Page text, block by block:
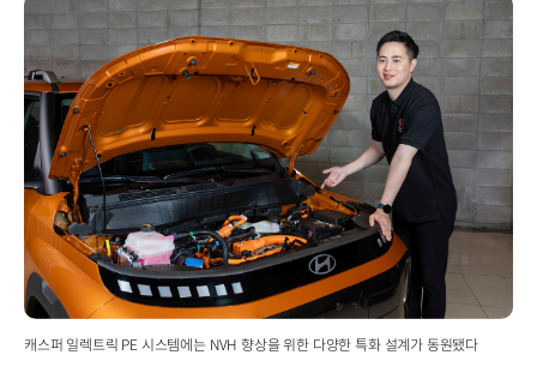
캐스퍼 일렉트릭 PE 시스템에는 NVH 향상을 위한 다양한 특화 설계가 동원됐다